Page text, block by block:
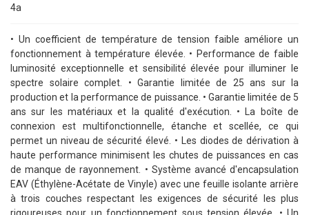
4a
• Un coefficient de température de tension faible améliore un
fonctionnement à température élevée. • Performance de faible
luminosité exceptionnelle et sensibilité élevée pour illuminer le
spectre solaire complet. • Garantie limitée de 25 ans sur la
production et la performance de puissance. • Garantie limitée de 5
ans sur les matériaux et la qualité d'exécution. • La boîte de
connexion est multifonctionnelle, étanche et scellée, ce qui
permet un niveau de sécurité élevé. • Les diodes de dérivation à
haute performance minimisent les chutes de puissances en cas
de manque de rayonnement. • Système avancé d'encapsulation
EAV (Éthylène-Acétate de Vinyle) avec une feuille isolante arrière
à trois couches respectant les exigences de sécurité les plus